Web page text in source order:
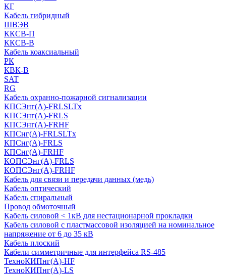
КГ
Кабель гибридный
ШВЭВ
ККСВ-П
ККСВ-В
Кабель коаксиальный
РК
КВК-В
SAT
RG
Кабель охранно-пожарной сигнализации
КПСЭнг(А)-FRLSLTx
КПСЭнг(А)-FRLS
КПСЭнг(А)-FRHF
КПСнг(А)-FRLSLTx
КПСнг(А)-FRLS
КПСнг(А)-FRHF
КОПСЭнг(А)-FRLS
КОПСЭнг(А)-FRHF
Кабель для связи и передачи данных (медь)
Кабель оптический
Кабель спиральный
Провод обмоточный
Кабель силовой < 1кВ для нестационарной прокладки
Кабель силовой с пластмассовой изоляцией на номинальное
напряжение от 6 до 35 кВ
Кабель плоский
Кабели симметричные для интерфейса RS-485
ТеxноКИПнг(A)-HF
ТеxноКИПнг(A)-LS